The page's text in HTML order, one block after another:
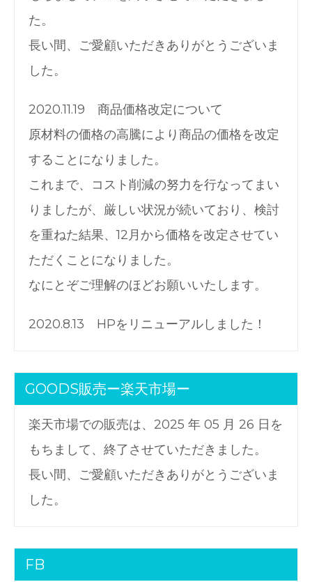
た。
長い間、ご愛顧いただきありがとうございま
した。
2020.11.19 商品価格改定について
原材料の価格の高騰により商品の価格を改定
することになりました。
これまで、コスト削減の努力を行なってまい
りましたが、厳しい状況が続いており、検討
を重ねた結果、12月から価格を改定させてい
ただくことになりました。
なにとぞご理解のほどお願いいたします。
2020.8.13 HPをリニューアルしました！
GOODS販売ー楽天市場ー
楽天市場での販売は、2025 年 05 月 26 日を
もちまして、終了させていただきました。
長い間、ご愛顧いただきありがとうございま
した。
FB